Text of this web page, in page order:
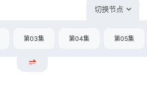
切换节点
第03集 第04集 第05集